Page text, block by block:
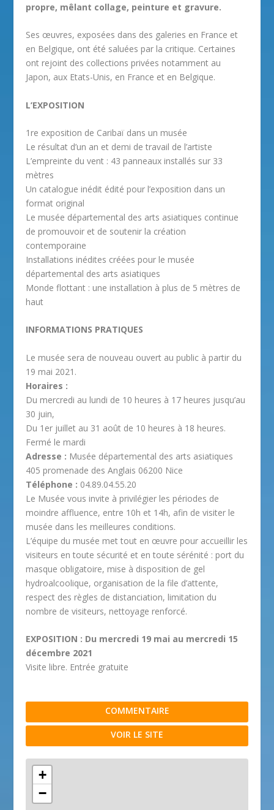
propre, mêlant collage, peinture et gravure.
Ses œuvres, exposées dans des galeries en France et
en Belgique, ont été saluées par la critique. Certaines
ont rejoint des collections privées notamment au
Japon, aux Etats-Unis, en France et en Belgique.
L’EXPOSITION
1re exposition de Caribaï dans un musée
Le résultat d’un an et demi de travail de l’artiste
L’empreinte du vent : 43 panneaux installés sur 33
mètres
Un catalogue inédit édité pour l’exposition dans un
format original
Le musée départemental des arts asiatiques continue
de promouvoir et de soutenir la création
contemporaine
Installations inédites créées pour le musée
départemental des arts asiatiques
Monde flottant : une installation à plus de 5 mètres de
haut
INFORMATIONS PRATIQUES
Le musée sera de nouveau ouvert au public à partir du
19 mai 2021.
Horaires :
Du mercredi au lundi de 10 heures à 17 heures jusqu’au
30 juin,
Du 1er juillet au 31 août de 10 heures à 18 heures.
Fermé le mardi
Adresse : Musée départemental des arts asiatiques
405 promenade des Anglais 06200 Nice
Téléphone : 04.89.04.55.20
Le Musée vous invite à privilégier les périodes de
moindre affluence, entre 10h et 14h, afin de visiter le
musée dans les meilleures conditions.
L’équipe du musée met tout en œuvre pour accueillir les
visiteurs en toute sécurité et en toute sérénité : port du
masque obligatoire, mise à disposition de gel
hydroalcoolique, organisation de la file d’attente,
respect des règles de distanciation, limitation du
nombre de visiteurs, nettoyage renforcé.
EXPOSITION : Du mercredi 19 mai au mercredi 15
décembre 2021
Visite libre. Entrée gratuite
COMMENTAIRE
VOIR LE SITE
+
−